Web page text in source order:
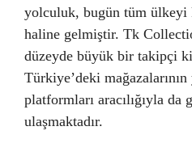
yolculuk, bugün tüm ülkeyi
haline gelmiştir. Tk
düzeyde büyük bir takipçi
Türkiye’deki mağazalarının
platformları aracılığıyla da
ulaşmaktadır.